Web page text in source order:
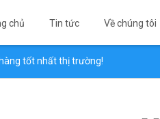
chủ Tin tức Về chúng tôi
tốt nhất thị trường!